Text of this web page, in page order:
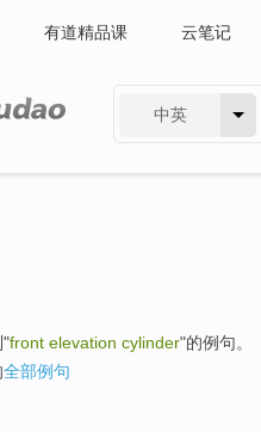
有道精品课 云笔记
中英
"front elevation cylinder"的例句。
全部例句